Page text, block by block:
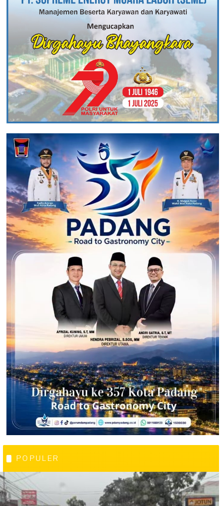
POPULER